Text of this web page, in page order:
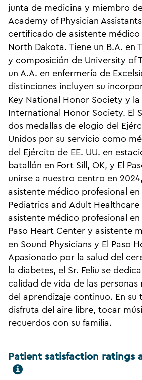
junta de medicina y miembro
Academy of Physician
certificado de asistente médico
North Dakota. Tiene un B.A. en
y composición de University of
un A.A. en enfermería de
distinciones incluyen su
Key National Honor Society y la
International Honor Society. El
dos medallas de elogio del
Unidos por su servicio como
del Ejército de EE. UU. en
batallón en Fort Sill, OK, y El
unirse a nuestro centro en
asistente médico profesional en
Pediatrics and Adult
asistente médico profesional en
Paso Heart Center y asistente
en Sound Physicians y El Paso
Apasionado por la salud del
la diabetes, el Sr. Feliu se
calidad de vida de las
del aprendizaje continuo. En su
disfruta del aire libre, tocar
recuerdos con su familia.
Patient satisfaction ratings